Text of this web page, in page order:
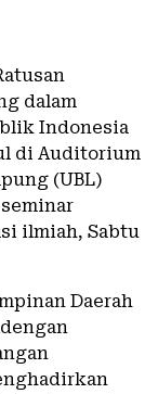
dalam
Indonesia
di Auditorium
(UBL)
ilmiah, Sabtu
Daerah